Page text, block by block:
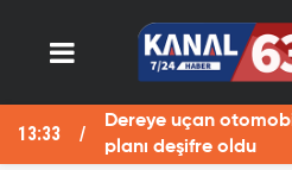
13:33
Dereye uçan
planı deşifre oldu